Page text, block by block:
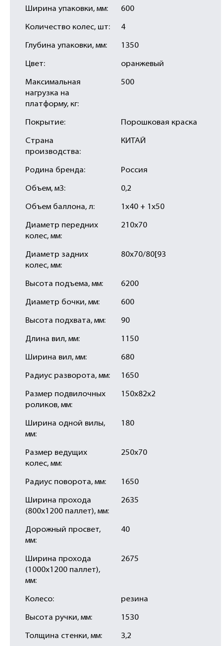
Ширина упаковки, мм: 600
Количество колес, шт: 4
Глубина упаковки, мм: 1350
Цвет: оранжевый
Максимальная
нагрузка на
платформу, кг:
500
Покрытие: Порошковая краска
Страна
производства:
КИТАЙ
Родина бренда: Россия
Объем, м3: 0,2
Объем баллона, л: 1х40 + 1х50
Диаметр передних
колес, мм:
210х70
Диаметр задних
колес, мм:
80х70/80[93
Высота подъема, мм: 6200
Диаметр бочки, мм: 600
Высота подхвата, мм: 90
Длина вил, мм: 1150
Ширина вил, мм: 680
Радиус разворота, мм: 1650
Размер подвилочных
роликов, мм:
150х82х2
Ширина одной вилы,
мм:
180
Размер ведущих
колес, мм:
250х70
Радиус поворота, мм: 1650
Ширина прохода
(800х1200 паллет), мм:
2635
Дорожный просвет,
мм:
40
Ширина прохода
(1000х1200 паллет),
мм:
2675
Колесо: резина
Высота ручки, мм: 1530
Толщина стенки, мм: 3,2